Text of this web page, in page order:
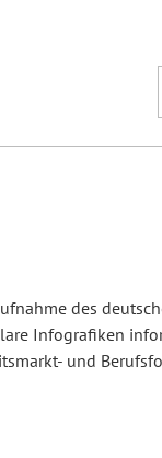
des
Infografiken
und